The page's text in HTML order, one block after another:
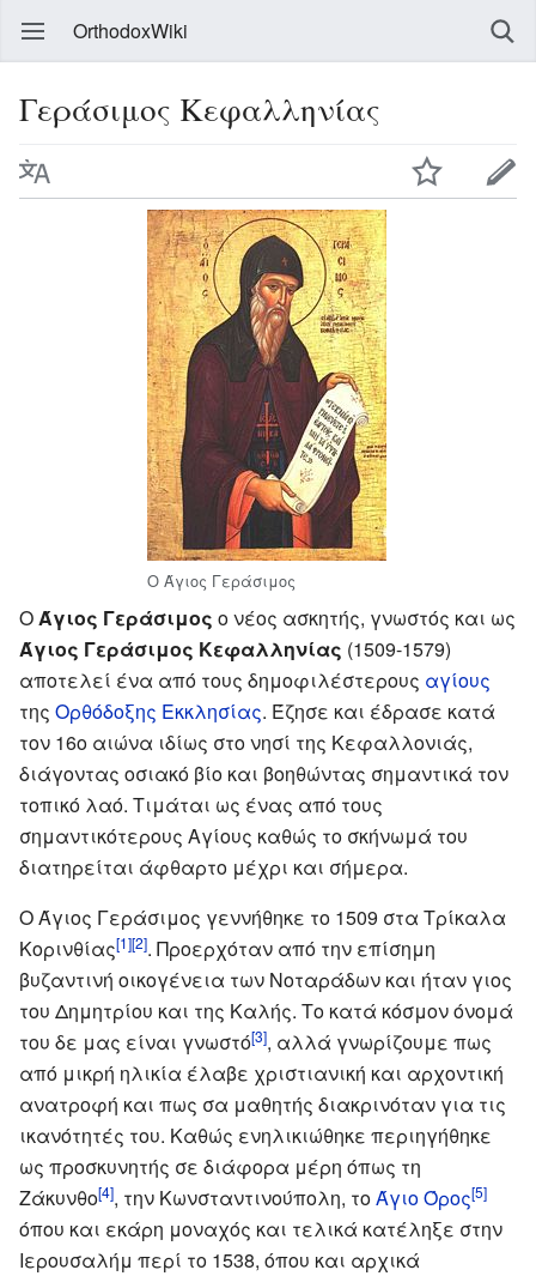
OrthodoxWiki
Γεράσιμος Κεφαλληνίας
Ο Άγιος Γεράσιμος
ΟΆγιος Γεράσιμος ο νέος ασκητής, γνωστός και ως
Άγιος Γεράσιμος Κεφαλληνίας (1509-1579)
αποτελεί ένα από τους δημοφιλέστερους αγίους
της Ορθόδοξης Εκκλησίας. Έζησε και έδρασε κατά
τον 16ο αιώνα ιδίως στο νησί της Κεφαλλονιάς,
διάγοντας οσιακό βίο και βοηθώντας σημαντικά τον
τοπικό λαό. Τιμάται ως ένας από τους
σημαντικότερους Αγίους καθώς το σκήνωμά του
διατηρείται άφθαρτο μέχρι και σήμερα.
Ο Άγιος Γεράσιμος γεννήθηκε το 1509 στα Τρίκαλα
Κορινθίας[1][2]. Προερχόταν από την επίσημη
βυζαντινή οικογένεια των Νοταράδων και ήταν γιος
του Δημητρίου και της Καλής. Το κατά κόσμον όνομά
του δε μας είναι γνωστό[3], αλλά γνωρίζουμε πως
από μικρή ηλικία έλαβε χριστιανική και αρχοντική
ανατροφή και πως σα μαθητής διακρινόταν για τις
ικανότητές του. Καθώς ενηλικιώθηκε περιηγήθηκε
ως προσκυνητής σε διάφορα μέρη όπως τη
Ζάκυνθο[4], την Κωνσταντινούπολη, τοΆγιο Όρος[5]
όπου και εκάρη μοναχός και τελικά κατέληξε στην
Ιερουσαλήμ περί το 1538, όπου και αρχικά